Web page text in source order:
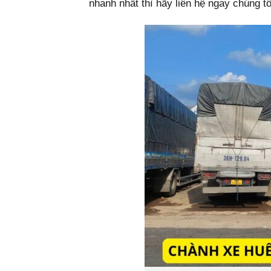
nhanh nhất thì hãy liên hệ ngay chúng